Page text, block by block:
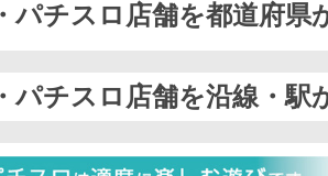
パチスロ店舗を都道府県
パチスロ店舗を沿線・駅